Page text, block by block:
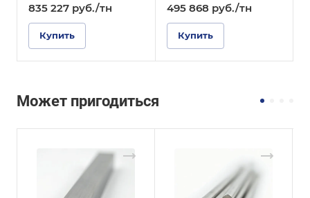
835 227 руб./тн
Купить
495 868 руб./тн
Купить
Может пригодиться